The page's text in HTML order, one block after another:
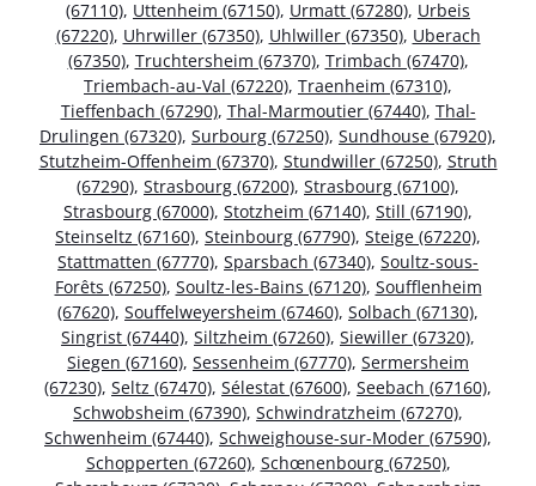
(67110), Uttenheim (67150), Urmatt (67280), Urbeis
(67220), Uhrwiller (67350), Uhlwiller (67350), Uberach
(67350), Truchtersheim (67370), Trimbach (67470),
Triembach-au-Val (67220), Traenheim (67310),
Tieffenbach (67290), Thal-Marmoutier (67440), Thal-
Drulingen (67320), Surbourg (67250), Sundhouse (67920),
Stutzheim-Offenheim (67370), Stundwiller (67250), Struth
(67290), Strasbourg (67200), Strasbourg (67100),
Strasbourg (67000), Stotzheim (67140), Still (67190),
Steinseltz (67160), Steinbourg (67790), Steige (67220),
Stattmatten (67770), Sparsbach (67340), Soultz-sous-
Forêts (67250), Soultz-les-Bains (67120), Soufflenheim
(67620), Souffelweyersheim (67460), Solbach (67130),
Singrist (67440), Siltzheim (67260), Siewiller (67320),
Siegen (67160), Sessenheim (67770), Sermersheim
(67230), Seltz (67470), Sélestat (67600), Seebach (67160),
Schwobsheim (67390), Schwindratzheim (67270),
Schwenheim (67440), Schweighouse-sur-Moder (67590),
Schopperten (67260), Schœnenbourg (67250),